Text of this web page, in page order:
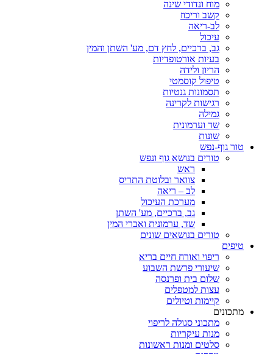
מוח ונדודי שינה
קשב וריכוז
לב-ריאה
עיכול
גב, ברכיים, לחץ דם, מע' השתן והמין
בעיות אורטופדיות
הריון ולידה
טיפול קוסמטי
תסמונות גנטיות
רגישות לקרינה
גמילה
שד וערמונית
שונות
טור גוף-נפש
טורים בנושא גוף ונפש
ראש
צוואר ובלוטת התריס
לב – ריאה
מערכת העיכול
גב, ברכיים, מע' השתן
שד, ערמונית ואברי המין
טורים בנושאים שונים
טיפים
ריפוי ואורח חיים בריא
שיעורי פרשת השבוע
שלום בית ופרנסה
עצות למטפלים
קיימות וטיולים
מתכונים
מתכוני סגולה לריפוי
מנות עיקריות
סלטים ומנות ראשונות